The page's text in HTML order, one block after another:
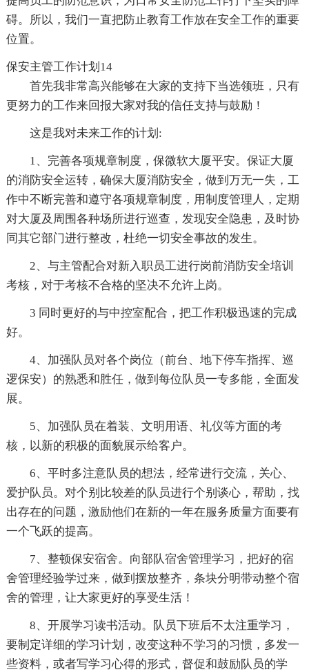
碍。所以，我们一直把防止教育工作放在安全工作的重要
位置。
保安主管工作计划14
首先我非常高兴能够在大家的支持下当选领班，只有
更努力的工作来回报大家对我的信任支持与鼓励！
这是我对未来工作的计划:
1、完善各项规章制度，保微软大厦平安。保证大厦
的消防安全运转，确保大厦消防安全，做到万无一失，工
作中不断完善和遵守各项规章制度，用制度管理人，定期
对大厦及周围各种场所进行巡查，发现安全隐患，及时协
同其它部门进行整改，杜绝一切安全事故的发生。
2、与主管配合对新入职员工进行岗前消防安全培训
考核，对于考核不合格的坚决不允许上岗。
3 同时更好的与中控室配合，把工作积极迅速的完成
好。
4、加强队员对各个岗位（前台、地下停车指挥、巡
逻保安）的熟悉和胜任，做到每位队员一专多能，全面发
展。
5、加强队员在着装、文明用语、礼仪等方面的考
核，以新的积极的面貌展示给客户。
6、平时多注意队员的想法，经常进行交流，关心、
爱护队员。对个别比较差的队员进行个别谈心，帮助，找
出存在的问题，激励他们在新的一年在服务质量方面要有
一个飞跃的提高。
7、整顿保安宿舍。向部队宿舍管理学习，把好的宿
舍管理经验学过来，做到摆放整齐，条块分明带动整个宿
舍的管理，让大家更好的享受生活！
8、开展学习读书活动。队员下班后不太注重学习，
要制定详细的学习计划，改变这种不学习的习惯，多发一
些资料，或者写学习心得的形式，督促和鼓励队员的学